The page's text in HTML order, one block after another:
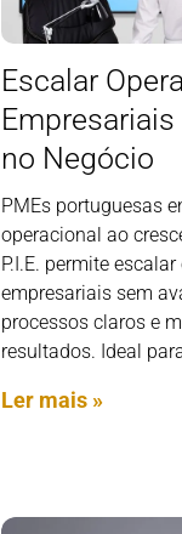
Escalar
no Negócio
PMEs portuguesas
operacional ao
P.I.E. permite
empresariais sem
processos claros e
resultados. Ideal
Ler mais »